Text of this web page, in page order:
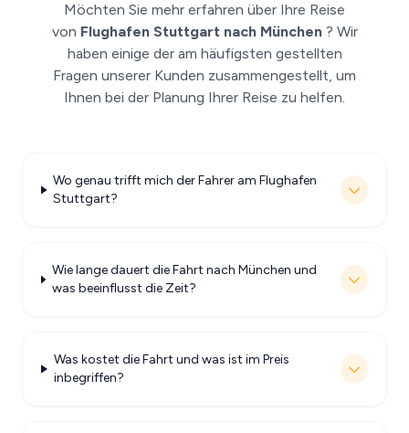
Möchten Sie mehr erfahren über Ihre Reise
von Flughafen Stuttgart nach München ? Wir
haben einige der am häufigsten gestellten
Fragen unserer Kunden zusammengestellt, um
Ihnen bei der Planung Ihrer Reise zu helfen.
Wo genau trifft mich der Fahrer am Flughafen
Stuttgart?
Wie lange dauert die Fahrt nach München und
was beeinflusst die Zeit?
Was kostet die Fahrt und was ist im Preis
inbegriffen?